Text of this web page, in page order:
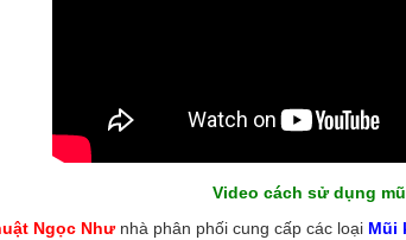
Video cách sử dụng
Ngọc Nhưnhà phân phối cung cấp các loại Mũi